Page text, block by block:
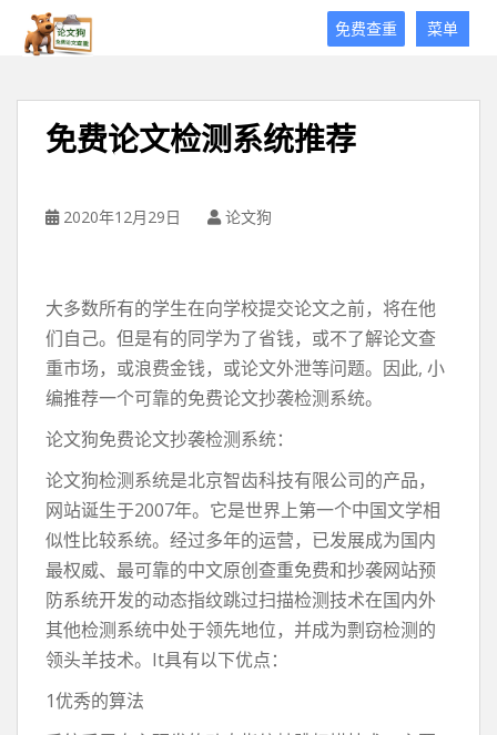
菜单
免费查重
免费论文检测系统推荐
2020年12月29日 论文狗
大多数所有的学生在向学校提交论文之前，将在他
们自己。但是有的同学为了省钱，或不了解论文查
重市场，或浪费金钱，或论文外泄等问题。因此, 小
编推荐一个可靠的免费论文抄袭检测系统。
论文狗免费论文抄袭检测系统：
论文狗检测系统是北京智齿科技有限公司的产品，
网站诞生于2007年。它是世界上第一个中国文学相
似性比较系统。经过多年的运营，已发展成为国内
最权威、最可靠的中文原创查重免费和抄袭网站预
防系统开发的动态指纹跳过扫描检测技术在国内外
其他检测系统中处于领先地位，并成为剽窃检测的
领头羊技术。It具有以下优点：
1优秀的算法